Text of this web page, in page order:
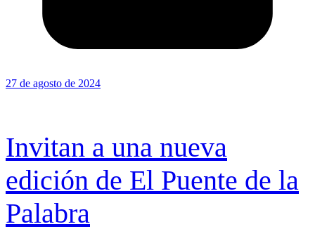
27 de agosto de 2024
Invitan a una nueva
edición de El Puente de la
Palabra